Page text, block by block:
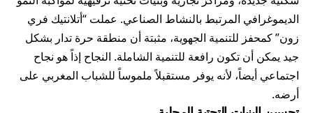
الديموغرافي المرتبط بالنشاط الصناعي. عملت “أتلانتيك فري
زون” كمحفز للتنمية الجهوية، مثبتة أن منطقة حرة تدار بشكل
جيد يمكن أن تكون رافعة للتنمية الشاملة. النجاح إذاً هو نجاح
اجتماعي أيضاً، لأنه يوفر مستقبلاً ملموساً للشباب المغربي على
أرضه.